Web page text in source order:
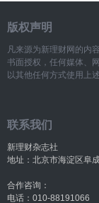
版权声明
凡来源为新理财网的内
书面授权，任何媒体、
以其他任何方式使用上
联系我们
新理财杂志社
地址：北京市海淀区阜
合作咨询：
电话：010-88191066